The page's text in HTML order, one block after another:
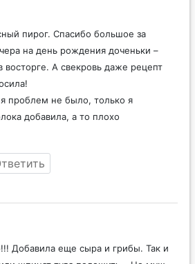
пирог. Спасибо большое за
на день рождения доченьки –
восторге. А свекровь даже рецепт
проблем не было, только я
добавила, а то плохо
Добавила еще сыра и грибы. Так и